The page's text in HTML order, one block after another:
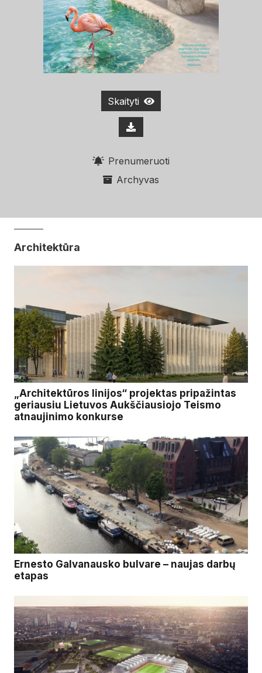
Skaityti
Prenumeruoti
Archyvas
Architektūra
„Architektūros linijos“ projektas pripažintas
geriausiu Lietuvos Aukščiausiojo Teismo
atnaujinimo konkurse
Ernesto Galvanausko bulvare – naujas darbų
etapas